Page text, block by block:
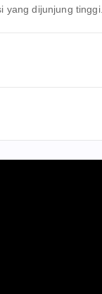
yang dijunjung tinggi.